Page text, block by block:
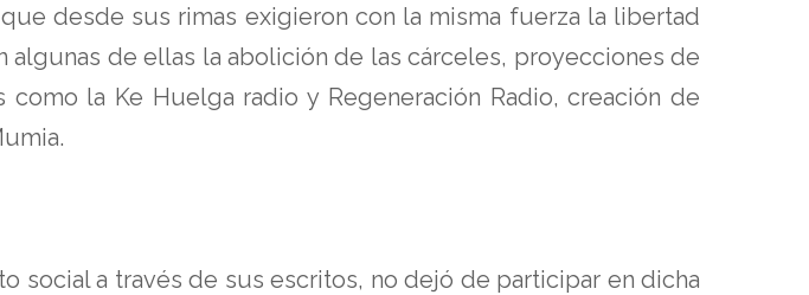
desde sus rimas exigieron con la misma fuerza la libertad
de ellas la abolición de las cárceles, proyecciones de
la Ke Huelga radio y Regeneración Radio, creación de
social a través de sus escritos, no dejó de participar en dicha